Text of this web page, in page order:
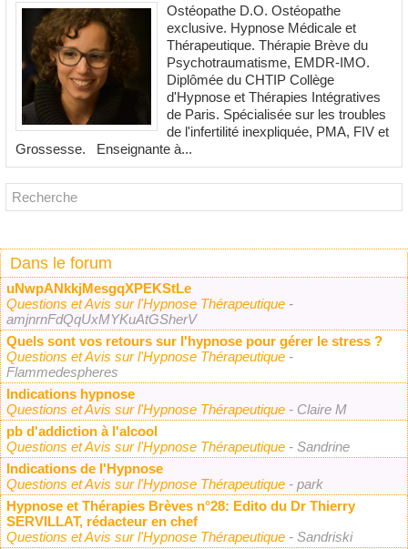
Ostéopathe D.O. Ostéopathe
exclusive. Hypnose Médicale et
Thérapeutique. Thérapie Brève du
Psychotraumatisme, EMDR-IMO.
Diplômée du CHTIP Collège
d'Hypnose et Thérapies Intégratives
de Paris. Spécialisée sur les troubles
de l'infertilité inexpliquée, PMA, FIV et
Grossesse. Enseignante à...
Dans le forum
uNwpANkkjMesgqXPEKStLe
Questions et Avis sur l'Hypnose Thérapeutique -
amjnrnFdQqUxMYKuAtGSherV
Quels sont vos retours sur l'hypnose pour gérer le stress ?
Questions et Avis sur l'Hypnose Thérapeutique -
Flammedespheres
Indications hypnose
Questions et Avis sur l'Hypnose Thérapeutique - Claire M
pb d'addiction à l'alcool
Questions et Avis sur l'Hypnose Thérapeutique - Sandrine
Indications de l'Hypnose
Questions et Avis sur l'Hypnose Thérapeutique - park
Hypnose et Thérapies Brèves n°28: Edito du Dr Thierry
SERVILLAT, rédacteur en chef
Questions et Avis sur l'Hypnose Thérapeutique - Sandriski